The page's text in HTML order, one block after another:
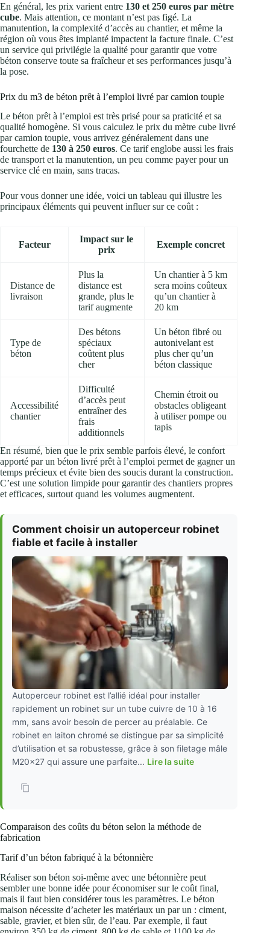
En général, les prix varient entre 130 et 250 euros par mètre
cube. Mais attention, ce montant n’est pas figé. La
manutention, la complexité d’accès au chantier, et même la
région où vous êtes implanté impactent la facture finale. C’est
un service qui privilégie la qualité pour garantir que votre
béton conserve toute sa fraîcheur et ses performances jusqu’à
la pose.
Prix du m3 de béton prêt à l’emploi livré par camion toupie
Le béton prêt à l’emploi est très prisé pour sa praticité et sa
qualité homogène. Si vous calculez le prix du mètre cube livré
par camion toupie, vous arrivez généralement dans une
fourchette de 130 à 250 euros. Ce tarif englobe aussi les frais
de transport et la manutention, un peu comme payer pour un
service clé en main, sans tracas.
Pour vous donner une idée, voici un tableau qui illustre les
principaux éléments qui peuvent influer sur ce coût :
Facteur
Impact sur le
prix
Exemple concret
Distance de
livraison
Plus la
distance est
grande, plus le
tarif augmente
Un chantier à 5 km
sera moins coûteux
qu’un chantier à
20 km
Type de
béton
Des bétons
spéciaux
coûtent plus
cher
Un béton fibré ou
autonivelant est
plus cher qu’un
béton classique
Accessibilité
chantier
Difficulté
d’accès peut
entraîner des
frais
additionnels
Chemin étroit ou
obstacles obligeant
à utiliser pompe ou
tapis
En résumé, bien que le prix semble parfois élevé, le confort
apporté par un béton livré prêt à l’emploi permet de gagner un
temps précieux et évite bien des soucis durant la construction.
C’est une solution limpide pour garantir des chantiers propres
et efficaces, surtout quand les volumes augmentent.
Comment choisir un autoperceur robinet
fiable et facile à installer
Autoperceur robinet est l’allié idéal pour installer
rapidement un robinet sur un tube cuivre de 10 à 16
mm, sans avoir besoin de percer au préalable. Ce
robinet en laiton chromé se distingue par sa simplicité
d’utilisation et sa robustesse, grâce à son filetage mâle
M20x27 qui assure une parfaite... Lire la suite
Comparaison des coûts du béton selon la méthode de
fabrication
Tarif d’un béton fabriqué à la bétonnière
Réaliser son béton soi-même avec une bétonnière peut
sembler une bonne idée pour économiser sur le coût final,
mais il faut bien considérer tous les paramètres. Le béton
maison nécessite d’acheter les matériaux un par un : ciment,
sable, gravier, et bien sûr, de l’eau. Par exemple, il faut